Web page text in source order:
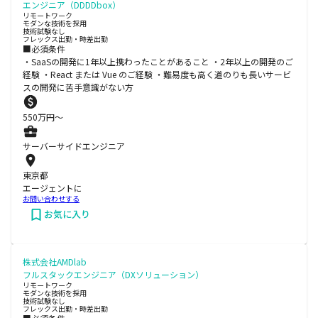
エンジニア（DDDDbox）
リモートワーク
モダンな技術を採用
技術試験なし
フレックス出勤・時差出勤
■必須条件
・SaaSの開発に1年以上携わったことがあること ・2年以上の開発のご
経験 ・React または Vue のご経験 ・難易度も高く道のりも長いサービ
スの開発に苦手意識がない方
550万円〜
サーバーサイドエンジニア
東京都
エージェントに
お問い合わせする
お気に入り
株式会社AMDlab
フルスタックエンジニア（DXソリューション）
リモートワーク
モダンな技術を採用
技術試験なし
フレックス出勤・時差出勤